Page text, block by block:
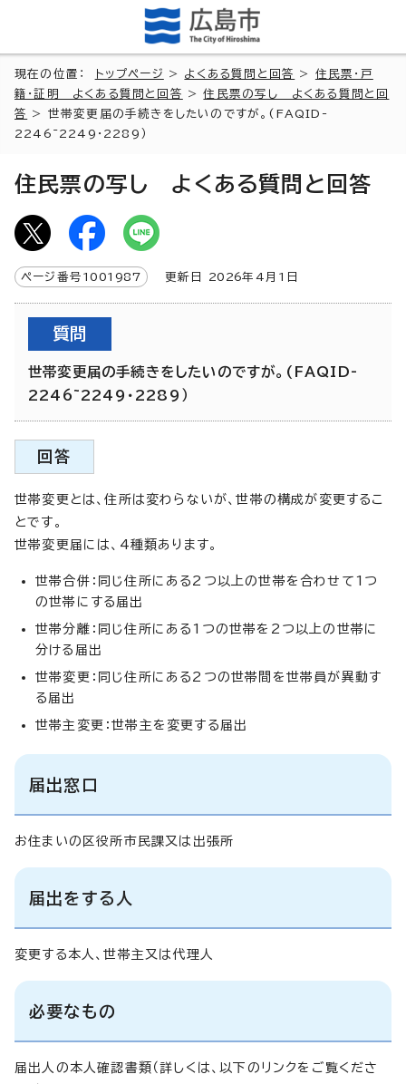
現在の位置： トップページ > よくある質問と回答 > 住民票・戸
籍・証明 よくある質問と回答
>住民票の写し よくある質問と回
答
> 世帯変更届の手続きをしたいのですが。(FAQID-
2246~2249・2289）
住民票の写し よくある質問と回答
ページ番号 1001987 更新日 2026年4月1日
質問
世帯変更届の手続きをしたいのですが。(FAQID-
2246~2249・2289）
回答
世帯変更とは、住所は変わらないが、世帯の構成が変更するこ
とです。
世帯変更届には、4種類あります。
世帯合併：同じ住所にある2つ以上の世帯を合わせて1つ
の世帯にする届出
世帯分離：同じ住所にある1つの世帯を2つ以上の世帯に
分ける届出
世帯変更：同じ住所にある2つの世帯間を世帯員が異動す
る届出
世帯主変更：世帯主を変更する届出
届出窓口
お住まいの区役所市民課又は出張所
届出をする人
変更する本人、世帯主又は代理人
必要なもの
届出人の本人確認書類（詳しくは、以下のリンクをご覧くださ